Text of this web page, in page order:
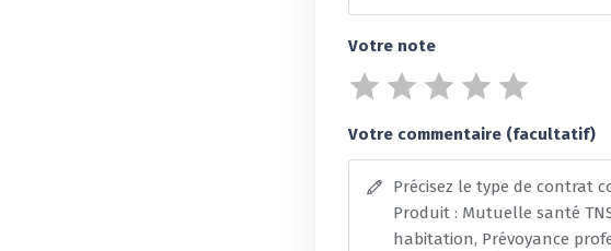
Votre note
Votre commentaire (facultatif)